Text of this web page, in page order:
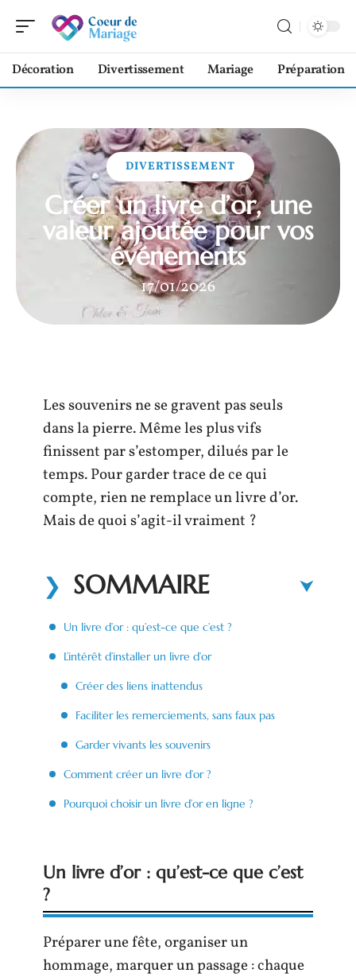
Décoration Divertissement Mariage Préparation
DIVERTISSEMENT
Créer un livre d’or, une
valeur ajoutée pour vos
événements
17/01/2026
Les souvenirs ne se gravent pas seuls
dans la pierre. Même les plus vifs
finissent par s’estomper, dilués par le
temps. Pour garder trace de ce qui
compte, rien ne remplace un livre d’or.
Mais de quoi s’agit-il vraiment ?
SOMMAIRE
Un livre d’or : qu’est-ce que c’est ?
L’intérêt d’installer un livre d’or
Créer des liens inattendus
Faciliter les remerciements, sans faux pas
Garder vivants les souvenirs
Comment créer un livre d’or ?
Pourquoi choisir un livre d’or en ligne ?
Un livre d’or : qu’est-ce que c’est
?
Préparer une fête, organiser un
hommage, marquer un passage : chaque